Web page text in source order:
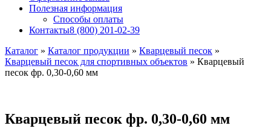
Полезная информация
Способы оплаты
Контакты8 (800) 201-02-39
Каталог » Каталог продукции » Кварцевый песок »
Кварцевый песок для спортивных объектов » Кварцевый
песок фр. 0,30-0,60 мм
Кварцевый песок фр. 0,30-0,60 мм